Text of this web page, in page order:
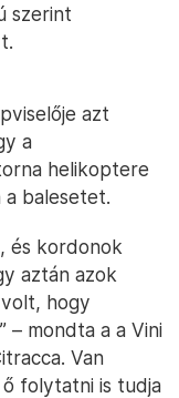
szerint
azt
a
helikoptere
a balesetet.
és kordonok
aztán azok
hogy
mondta a a Vini
Van
ő folytatni is tudja